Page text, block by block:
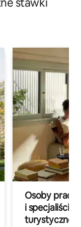
Osoby
i specjaliści z
turystycznej